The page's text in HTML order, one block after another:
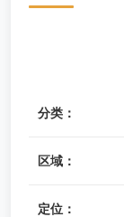
分类：
区域：
定位：